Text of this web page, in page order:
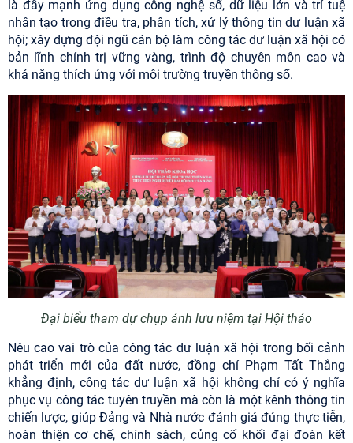
là đẩy mạnh ứng dụng công nghệ số, dữ liệu lớn và trí tuệ
nhân tạo trong điều tra, phân tích, xử lý thông tin dư luận xã
hội; xây dựng đội ngũ cán bộ làm công tác dư luận xã hội có
bản lĩnh chính trị vững vàng, trình độ chuyên môn cao và
khả năng thích ứng với môi trường truyền thông số.
Đại biểu tham dự chụp ảnh lưu niệm tại Hội thảo
Nêu cao vai trò của công tác dư luận xã hội trong bối cảnh
phát triển mới của đất nước, đồng chí Phạm Tất Thắng
khẳng định, công tác dư luận xã hội không chỉ có ý nghĩa
phục vụ công tác tuyên truyền mà còn là một kênh thông tin
chiến lược, giúp Đảng và Nhà nước đánh giá đúng thực tiễn,
hoàn thiện cơ chế, chính sách, củng cố khối đại đoàn kết